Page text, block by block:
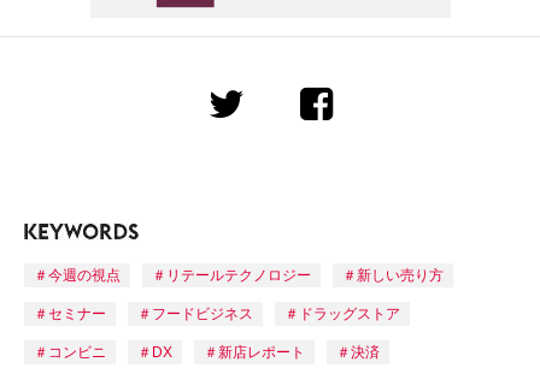
今週の視点 リテールテクノロジー 新しい売り方
セミナー フードビジネス ドラッグストア
コンビニ DX 新店レポート 決済